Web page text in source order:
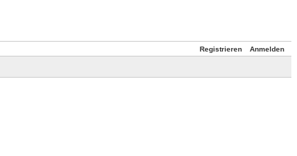
Registrieren Anmelden